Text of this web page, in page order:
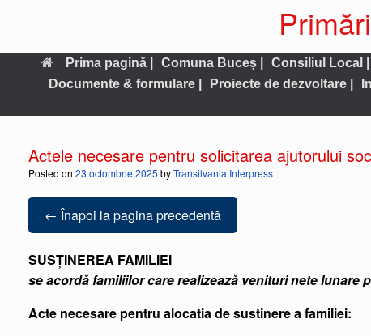
Prima pagină | Comuna Buceș | Consiliul Local |
Documente & formulare |
Proiecte de dezvoltare |
Actele necesare pentru solicitarea ajutorului
Posted on 23 octombrie 2025 byTransilvania Interpress
← Înapoi la pagina precedentă
SUSȚINEREA FAMILIEI
se acordă familiilor care realizează venituri nete lunare
Acte necesare pentru alocatia de sustinere a familiei: